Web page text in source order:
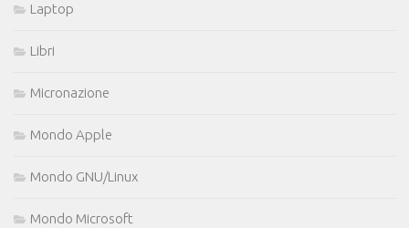
Laptop
Libri
Micronazione
Mondo Apple
Mondo GNU/Linux
Mondo Microsoft